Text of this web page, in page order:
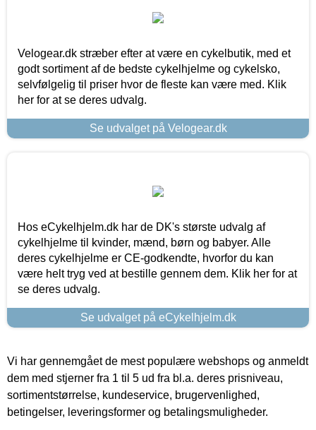
Velogear.dk stræber efter at være en cykelbutik, med et
godt sortiment af de bedste cykelhjelme og cykelsko,
selvfølgelig til priser hvor de fleste kan være med. Klik
her for at se deres udvalg.
Se udvalget på Velogear.dk
Hos eCykelhjelm.dk har de DK's største udvalg af
cykelhjelme til kvinder, mænd, børn og babyer. Alle
deres cykelhjelme er CE-godkendte, hvorfor du kan
være helt tryg ved at bestille gennem dem. Klik her for at
se deres udvalg.
Se udvalget på eCykelhjelm.dk
Vi har gennemgået de mest populære webshops og anmeldt
dem med stjerner fra 1 til 5 ud fra bl.a. deres prisniveau,
sortimentstørrelse, kundeservice, brugervenlighed,
betingelser, leveringsformer og betalingsmuligheder.